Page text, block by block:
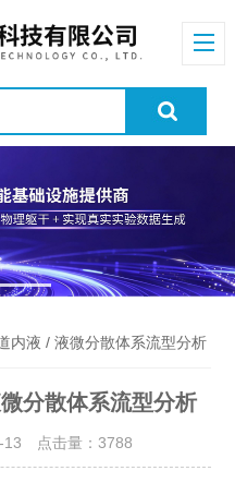
内液 / 液微分散体系流型分析
分散体系流型分析
点击量： 3788